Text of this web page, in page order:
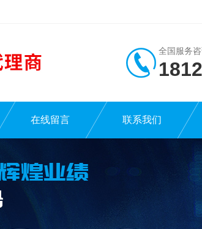
全国服务
在线留言 联系我们